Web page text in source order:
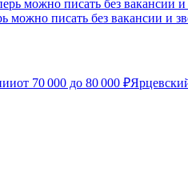
можно писать без вакансии и
от 70 000 до 80 000 ₽